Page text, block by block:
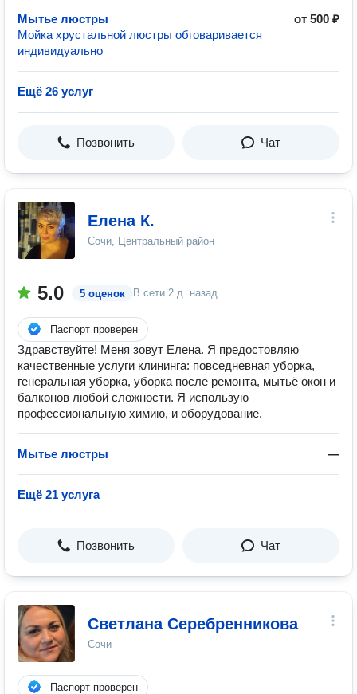
Мытье люстры
от 500 ₽
Мойка хрустальной люстры обговаривается
индивидуально
Ещё 26 услуг
Позвонить Чат
Елена К.
Сочи, Центральный район
5.0 5 оценок В сети 2 д. назад
Паспорт проверен
Здравствуйте! Меня зовут Елена. Я предостовляю
качественные услуги клининга: повседневная уборка,
генеральная уборка, уборка после ремонта, мытьё окон и
балконов любой сложности. Я использую
профессиональную химию, и оборудование.
Мытье люстры —
Ещё 21 услуга
Позвонить Чат
Светлана Серебренникова
Сочи
Паспорт проверен